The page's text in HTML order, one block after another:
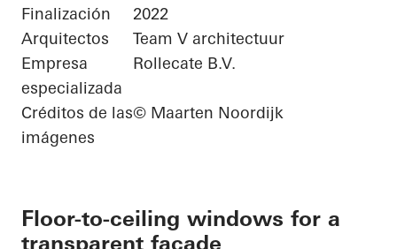
Finalización
2022
Arquitectos
Team V architectuur
Empresa
especializada
Rollecate B.V.
Créditos de las
imágenes
© Maarten Noordijk
Floor-to-ceiling windows for a
transparent façade